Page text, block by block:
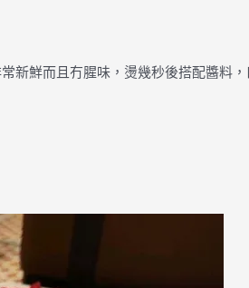
新鮮而且冇腥味，燙幾秒後搭配醬料